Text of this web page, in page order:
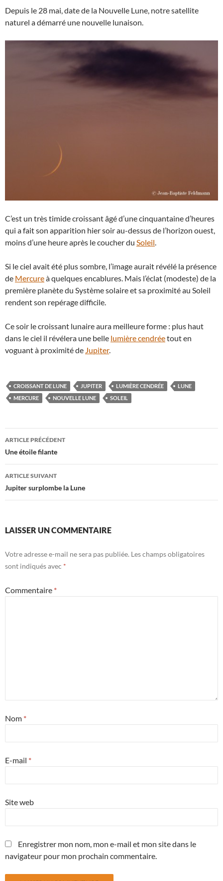
Depuis le 28 mai, date de la Nouvelle Lune, notre satellite
naturel a démarré une nouvelle lunaison.
C’est un très timide croissant âgé d’une cinquantaine d’heures
qui a fait son apparition hier soir au-dessus de l’horizon ouest,
moins d’une heure après le coucher du Soleil
Si le ciel avait été plus sombre, l’image aurait révélé la présence
de Mercureà quelques encablures. Mais l’éclat (modeste) de la
première planète du Système solaire et sa proximité au Soleil
rendent son repérage difficile.
Ce soir le croissant lunaire aura meilleure forme : plus haut
dans le ciel il révélera une belle lumière cendréetout en
voguant à proximité de Jupiter.
CROISSANT DE LUNE JUPITER LUMIÈRE CENDRÉE
LUNE
MERCURE
NOUVELLE LUNE SOLEIL
Navigation
des
articles
ARTICLE PRÉCÉDENT
Une étoile filante
ARTICLE SUIVANT
Jupiter surplombe la Lune
LAISSER UN COMMENTAIRE
Votre adresse e-mail ne sera pas publiée. Les champs obligatoires
sont indiqués avec *
Commentaire *
Nom *
E-mail *
Site web
Enregistrer mon nom, mon e-mail et mon site dans le
navigateur pour mon prochain commentaire.